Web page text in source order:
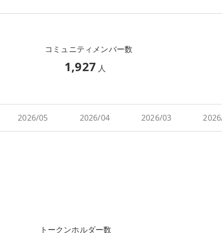
コミュニティメンバー数
1,927 人
2026/05 2026/04 2026/03
トークンホルダー数